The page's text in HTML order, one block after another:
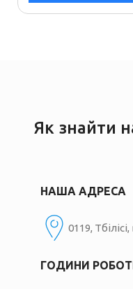
Як знайти
НАША АДРЕСА
0119,
ГОДИНИ